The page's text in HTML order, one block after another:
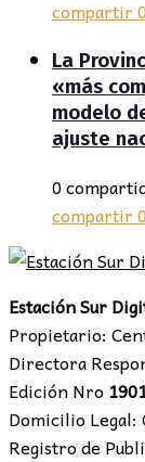
compartir0
La
«más
modelo
ajuste
0
compartir0
Estación Sur
Propietario:
Directora
Edición Nro
Domicilio Legal:
Registro de